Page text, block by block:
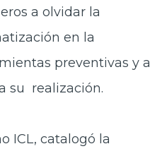
a olvidar la
en la
preventivas y a
su realización.
ICL, catalogó la